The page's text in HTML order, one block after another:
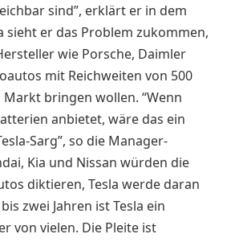
sind”, erklärt er in dem
sieht er das Problem zukommen,
wie Porsche, Daimler
mit Reichweiten von 500
bringen wollen. “Wenn
anbietet, wäre das ein
Sarg”, so die Manager-
Kia und Nissan würden die
diktieren, Tesla werde daran
zwei Jahren ist Tesla ein
von vielen. Die Pleite ist